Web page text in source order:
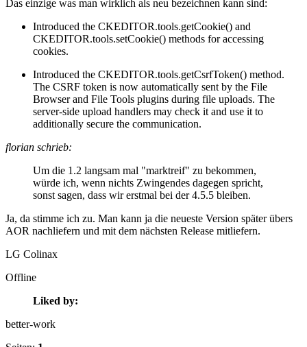
Das einzige was man wirklich als neu bezeichnen kann sind:
Introduced the CKEDITOR.tools.getCookie() and
CKEDITOR.tools.setCookie() methods for accessing
cookies.
Introduced the CKEDITOR.tools.getCsrfToken() method.
The CSRF token is now automatically sent by the File
Browser and File Tools plugins during file uploads. The
server-side upload handlers may check it and use it to
additionally secure the communication.
florian schrieb:
Um die 1.2 langsam mal "marktreif" zu bekommen,
würde ich, wenn nichts Zwingendes dagegen spricht,
sonst sagen, dass wir erstmal bei der 4.5.5 bleiben.
Ja, da stimme ich zu. Man kann ja die neueste Version später übers
AOR nachliefern und mit dem nächsten Release mitliefern.
LG Colinax
Offline
Liked by:
better-work